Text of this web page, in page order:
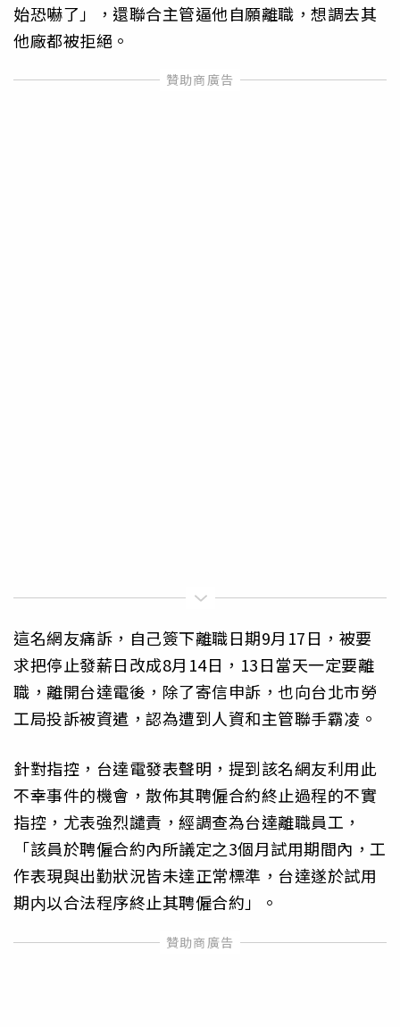
始恐嚇了」，還聯合主管逼他自願離職，想調去其
他廠都被拒絕。
這名網友痛訴，自己簽下離職日期9月17日，被要
求把停止發薪日改成8月14日，13日當天一定要離
職，離開台達電後，除了寄信申訴，也向台北市勞
工局投訴被資遣，認為遭到人資和主管聯手霸凌。
針對指控，台達電發表聲明，提到該名網友利用此
不幸事件的機會，散佈其聘僱合約終止過程的不實
指控，尤表強烈譴責，經調查為台達離職員工，
「該員於聘僱合約內所議定之3個月試用期間內，工
作表現與出勤狀況皆未達正常標準，台達遂於試用
期内以合法程序終止其聘僱合約」。